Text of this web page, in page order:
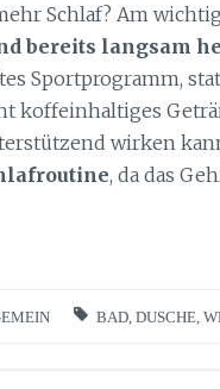
Schlaf? Am
bereits langsam
Sportprogramm,
koffeinhaltiges
wirken
, da das
BAD ,DUSCHE ,